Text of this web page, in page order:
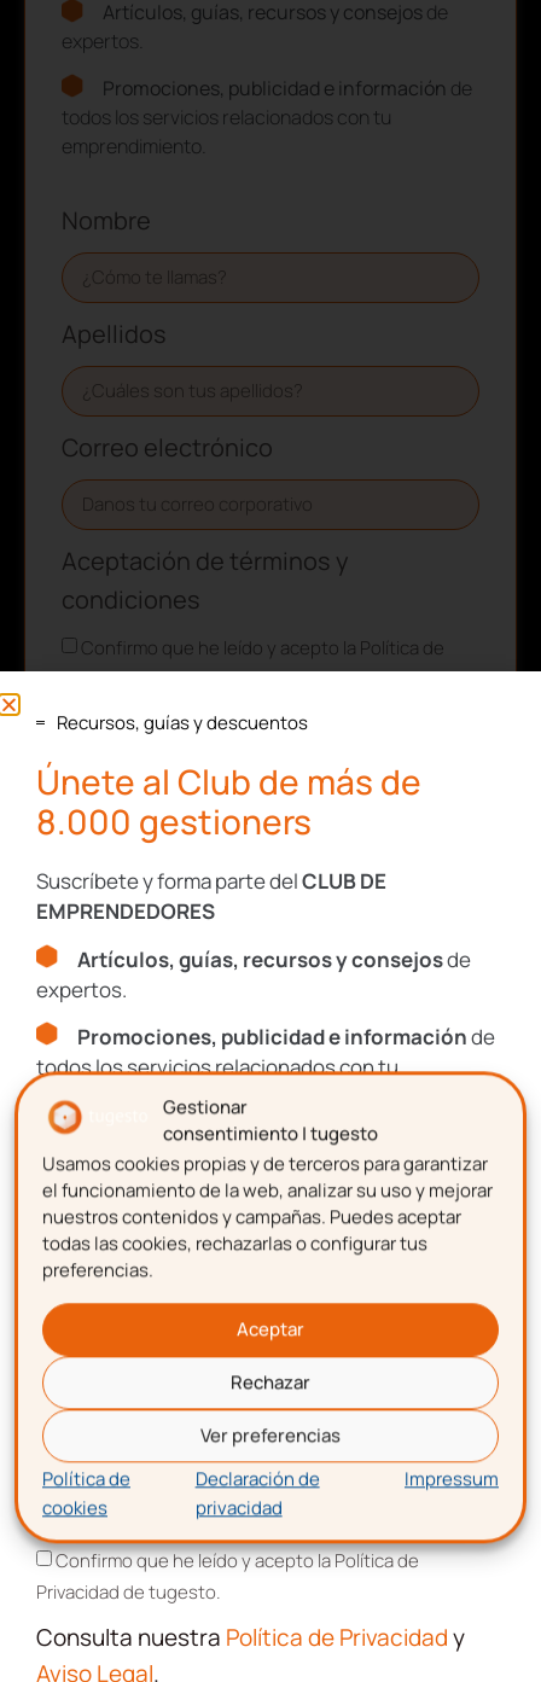
Gestionar
consentimiento | tugesto
Usamos cookies propias y de terceros para garantizar
el funcionamiento de la web, analizar su uso y mejorar
nuestros contenidos y campañas. Puedes aceptar
todas las cookies, rechazarlas o configurar tus
preferencias.
Aceptar
Rechazar
Ver preferencias
Política de
cookies
Declaración de
privacidad
Impressum
Artículos, guías, recursos y consejosde
expertos.
Promociones, publicidad e información de
todos los servicios relacionados con tu
emprendimiento.
Nombre
Apellidos
Correo electrónico
Aceptación de términos y
condiciones
Confirmo que he leído y acepto la Política de
Privacidad de tugesto.
Consulta nuestraPolítica de Privacidad
Este sitio está protegido por reCAPTCHA y se aplican laPolítica de
Privacidady los Términos de Servicio
SUSCRIBIRME
Descarga gratisla
plantilla para hacer una
nómina
Recursos, guías y descuentos
Únete al Club de más de
8.000 gestioners
Suscríbete y forma parte delCLUB DE
EMPRENDEDORES
Artículos, guías, recursos y consejosde
expertos.
Promociones, publicidad e informaciónde
todos los servicios relacionados con tu
emprendimiento.
Nombre
Apellidos
Correo electrónico
Aceptación de términos y condiciones
Confirmo que he leído y acepto la Política de
Privacidad de tugesto.
Consulta nuestra Política de Privacidady
Aviso Legal.